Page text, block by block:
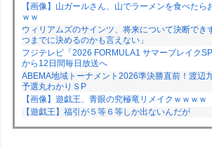
【画像】山ガールさん、山でラーメンを食べたら
ｗｗ
ウィリアムズのサインツ、将来について決断でき
つまでに決めるのかも言えない」
フジテレビ「2026 FORMULA1 サマーブレイク
から12日間毎日放送へ
ABEMA地域トーナメント2026準決勝直前！渡辺
予選丸わかりＳP
【画像】遊戯王、青眼の究極竜リメイクｗｗｗｗ
【遊戯王】福引が５等６等しか出ないんだが